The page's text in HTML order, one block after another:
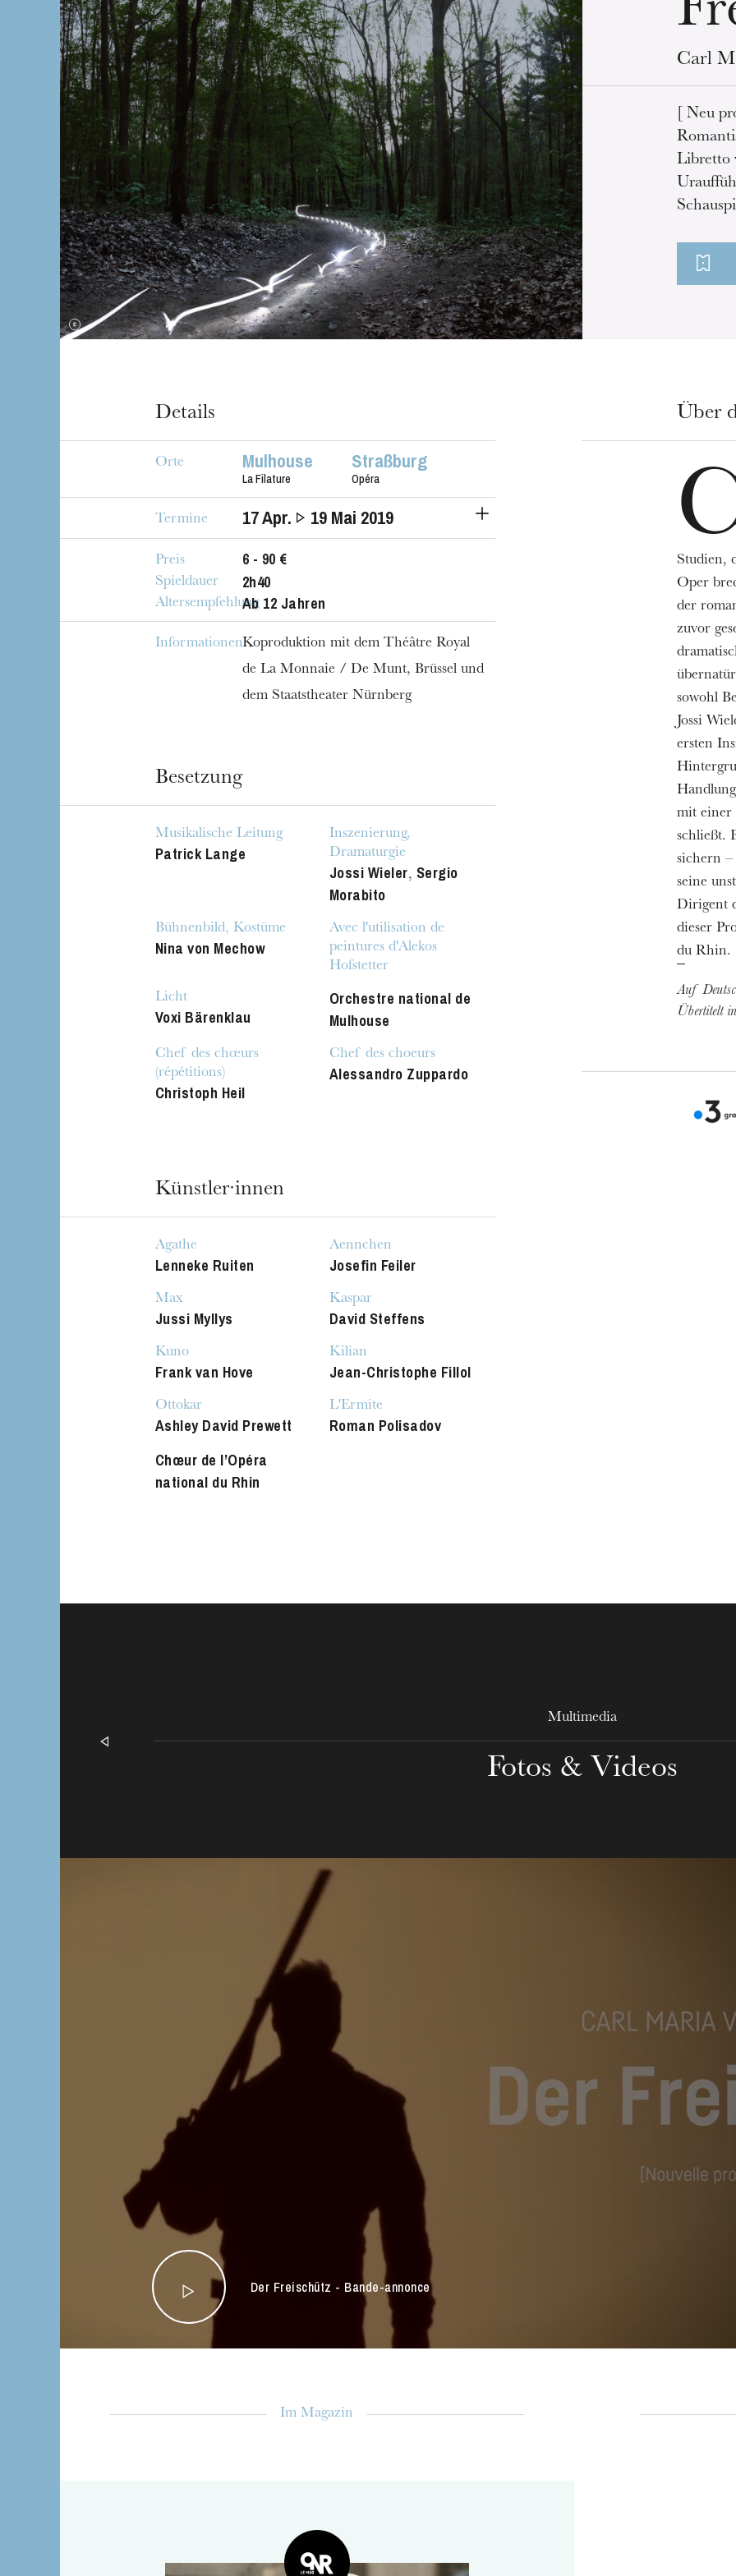
Carl
[ Neu
Libretto
Details
Orte Mulhouse
La Filature
Straßburg
Opéra
Termine 17Apr. 19Mai 2019
Preis 6 - 90 €
Spieldauer 2h40
AltersempfehlungAb 12 Jahren
InformationenKoproduktion mit dem Théâtre Royal
de La Monnaie / De Munt, Brüssel und
dem Staatstheater Nürnberg
Besetzung
Musikalische Leitung
Patrick Lange
Inszenierung,
Dramaturgie
Jossi Wieler, Sergio
Morabito
Bühnenbild, Kostüme
Nina von Mechow
Avec l'utilisation de
peintures d'Alekos
Hofstetter
Licht
Voxi Bärenklau
Orchestre national de
Mulhouse
Chef des chœurs
(répétitions)
Christoph Heil
Chef des choeurs
Alessandro Zuppardo
Künstler·innen
Agathe
Lenneke Ruiten
Aennchen
Josefin Feiler
Max
Jussi Myllys
Kaspar
David Steffens
Kuno
Frank van Hove
Kilian
Jean-Christophe Fillol
Ottokar
Ashley David Prewett
L'Ermite
Roman Polisadov
Chœur de l’Opéra
national du Rhin
Über
Studien,
Oper
der
zuvor
sowohl
Jossi
ersten
mit einer
schließt.
sichern
seine
Dirigent
dieser
du Rhin.
Auf
Übertitelt
Multimedia
Fotos & Videos
Der Freischütz - Bande-annonce
Im Magazin